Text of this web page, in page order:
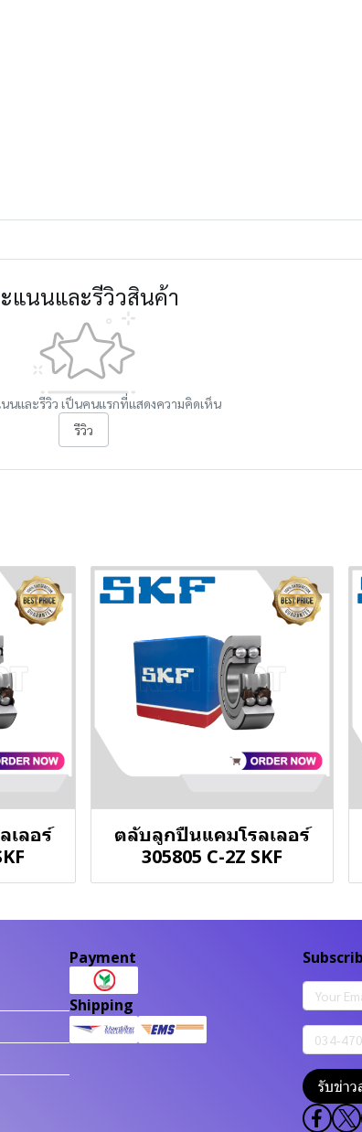
แนนและรีวิวสินค้า
นและรีวิว เป็นคนแรกที่แสดงความคิดเห็น
รีวิว
เลอร์
ตลับลูกปืนแคมโรลเลอร์
305805 C-2Z SKF
Payment
Shipping
รับข่าว